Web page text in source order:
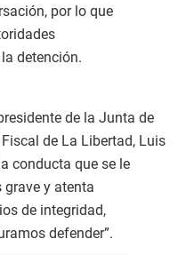
por lo que
detención.
de la Junta de
de La Libertad, Luis
conducta que se le
y atenta
de integridad,
defender”.